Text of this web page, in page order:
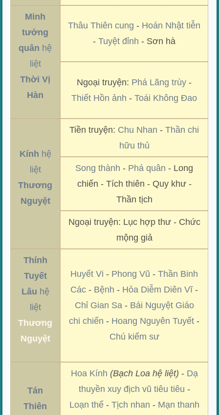
Minh
tướng
quân hệ
liệt
Thời Vị
Hàn
Thâu Thiên cung - Hoán Nhật tiễn
-Tuyệt đỉnh - Sơn hà
Ngoại truyện: Phá Lãng trùy -
Thiết Hồn ảnh -Toái Không Đao
Kính hệ
liệt
Thương
Nguyệt
Tiền truyện: Chu Nhan -Thần chi
hữu thủ
Song thành - Phá quân - Long
chiến - Tích thiên - Quy khư -
Thần tịch
Ngoại truyện: Lục hợp thư - Chức
mộng giả
Thính
Tuyết
Lâu hệ
liệt
Thương
Nguyệt
Huyết Vi - Phong Vũ -Thần Binh
Các - Bệnh - Hỏa Diễm Diên Vĩ-
Chỉ Gian Sa- Bái Nguyệt Giáo
chi chiến - Hoang Nguyên Tuyết -
Chú kiếm sư
Tán
Thiên
Hoa Kính (Bạch Loa hệ liệt) - Dạ
thuyền xuy địch vũ tiêu tiêu -
Loạn thế- Tịch nhan - Mạn thanh